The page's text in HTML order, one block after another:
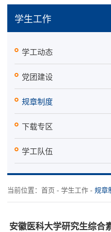
学生工作
学工动态
党团建设
规章制度
下载专区
学工队伍
当前位置： 首页 - 学生工作 - 规章
安徽医科大学研究生综合